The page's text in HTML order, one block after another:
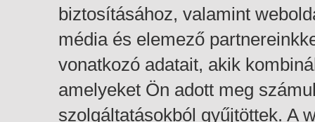
biztosításához, valamint
média és elemező
vonatkozó adatait, akik
amelyeket Ön adott meg
szolgáltatásokból gyűjtöttek. A